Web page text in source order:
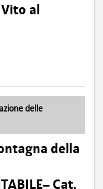
al
delle
della
Cat.